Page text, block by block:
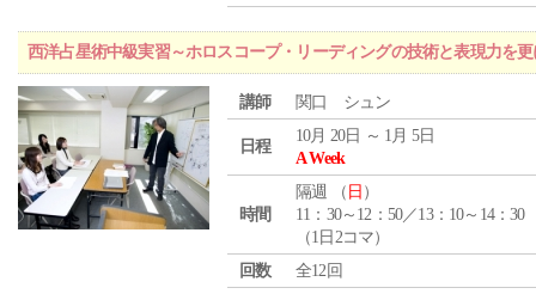
西洋占星術中級実習～ホロスコープ・リーディングの技術と表現力を
講師 関口 シュン
日程
10月 20日 ～ 1月 5日
A Week
時間
隔週 （ 日 ）
11：30～12：50／13：10～14：30
（1日2コマ）
回数
全12回